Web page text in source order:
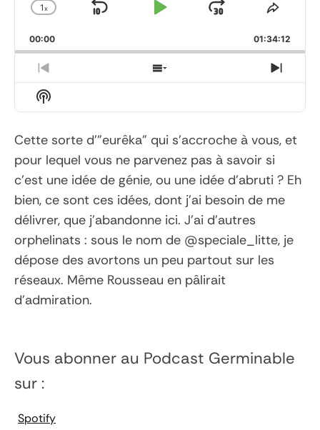
Change
Rate
1x
Skip
Play
Jump
Forward
Share
00:00 01:34:12
Previous
Episode
Show
Episodes
Next
Show
Podcast
Cette sorte d'"eurêka" qui s'accroche à vous, et
pour lequel vous ne parvenez pas à savoir si
c'est une idée de génie, ou une idée d'abruti ? Eh
bien, ce sont ces idées, dont j'ai besoin de me
délivrer, que j'abandonne ici. J'ai d'autres
orphelinats : sous le nom de @speciale_litte, je
dépose des avortons un peu partout sur les
réseaux. Même Rousseau en pâlirait
d'admiration.
Vous abonner au Podcast Germinable
sur :
Spotify